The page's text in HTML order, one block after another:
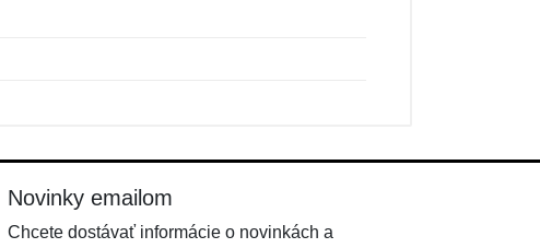
Novinky emailom
Chcete dostávať informácie o novinkách a